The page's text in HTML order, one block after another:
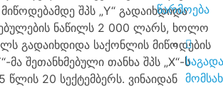
წარმოება
შპს „Y“ გადაიხდიდა
ნაწილს 2 000 ლარს, ხოლო
გადაიხდიდა საქონლის მიწოდების
მა შეთანხმებული თანხა შპს „X“-ს
წლის 20 სექტემბერს. ვინაიდან